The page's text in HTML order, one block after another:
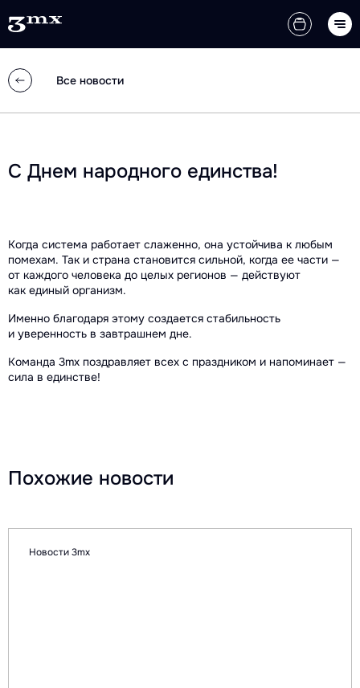
Все новости
С Днем народного единства!
Когда система работает слаженно, она устойчива к любым
помехам. Так и страна становится сильной, когда ее части —
от каждого человека до целых регионов — действуют
как единый организм.
Именно благодаря этому создается стабильность
и уверенность в завтрашнем дне.
Команда 3mx поздравляет всех с праздником и напоминает —
сила в единстве!
Похожие новости
Новости 3mx